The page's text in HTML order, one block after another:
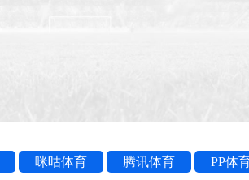
咪咕体育 腾讯体育 PP体